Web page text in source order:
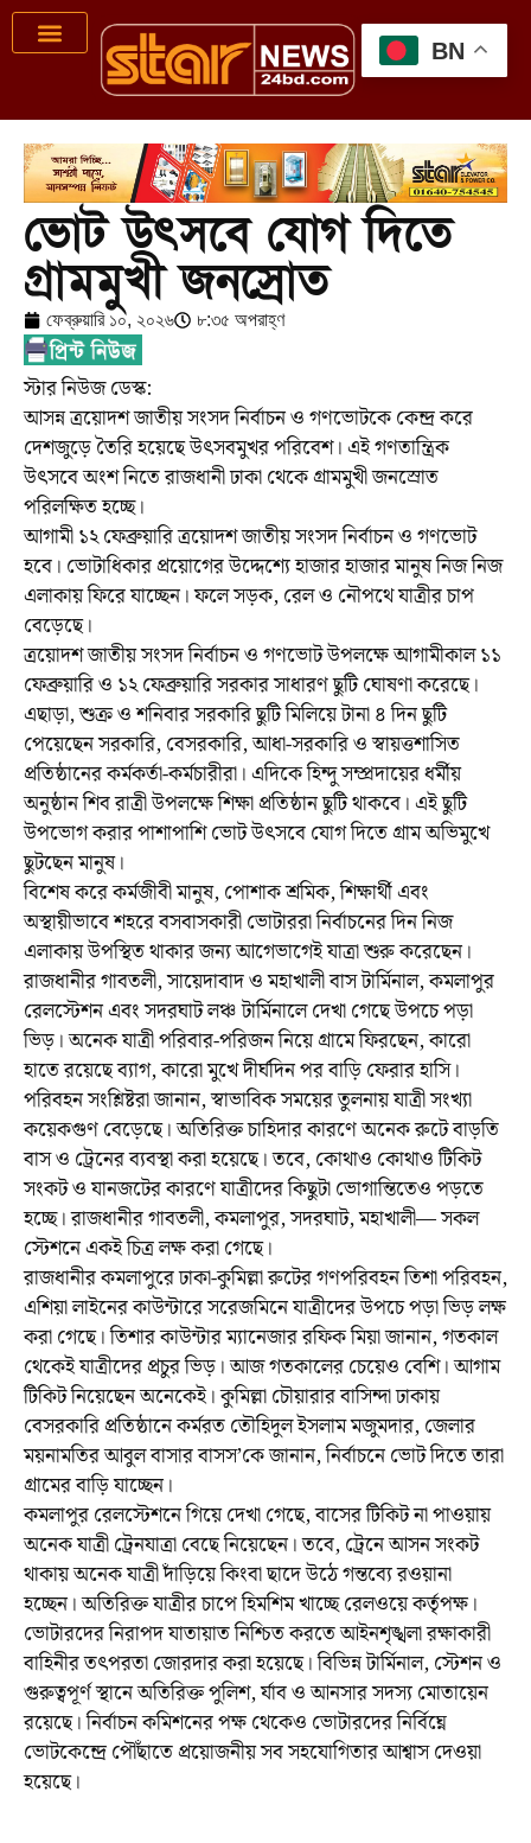
ভোট উৎসবে যোগ দিতে
গ্রামমুখী জনস্রোত
ফেব্রুয়ারি ১০, ২০২৬ ৮:৩৫ অপরাহ্ণ
স্টার নিউজ ডেস্ক:
আসন্ন ত্রয়োদশ জাতীয় সংসদ নির্বাচন ও গণভোটকে কেন্দ্র করে
দেশজুড়ে তৈরি হয়েছে উৎসবমুখর পরিবেশ। এই গণতান্ত্রিক
উৎসবে অংশ নিতে রাজধানী ঢাকা থেকে গ্রামমুখী জনস্রোত
পরিলক্ষিত হচ্ছে।
আগামী ১২ ফেব্রুয়ারি ত্রয়োদশ জাতীয় সংসদ নির্বাচন ও গণভোট
হবে। ভোটাধিকার প্রয়োগের উদ্দেশ্যে হাজার হাজার মানুষ নিজ নিজ
এলাকায় ফিরে যাচ্ছেন। ফলে সড়ক, রেল ও নৌপথে যাত্রীর চাপ
বেড়েছে।
ত্রয়োদশ জাতীয় সংসদ নির্বাচন ও গণভোট উপলক্ষে আগামীকাল ১১
ফেব্রুয়ারি ও ১২ ফেব্রুয়ারি সরকার সাধারণ ছুটি ঘোষণা করেছে।
এছাড়া, শুক্র ও শনিবার সরকারি ছুটি মিলিয়ে টানা ৪ দিন ছুটি
পেয়েছেন সরকারি, বেসরকারি, আধা-সরকারি ও স্বায়ত্তশাসিত
প্রতিষ্ঠানের কর্মকর্তা-কর্মচারীরা। এদিকে হিন্দু সম্প্রদায়ের ধর্মীয়
অনুষ্ঠান শিব রাত্রী উপলক্ষে শিক্ষা প্রতিষ্ঠান ছুটি থাকবে। এই ছুটি
উপভোগ করার পাশাপাশি ভোট উৎসবে যোগ দিতে গ্রাম অভিমুখে
ছুটছেন মানুষ।
বিশেষ করে কর্মজীবী মানুষ, পোশাক শ্রমিক, শিক্ষার্থী এবং
অস্থায়ীভাবে শহরে বসবাসকারী ভোটাররা নির্বাচনের দিন নিজ
এলাকায় উপস্থিত থাকার জন্য আগেভাগেই যাত্রা শুরু করেছেন।
রাজধানীর গাবতলী, সায়েদাবাদ ও মহাখালী বাস টার্মিনাল, কমলাপুর
রেলস্টেশন এবং সদরঘাট লঞ্চ টার্মিনালে দেখা গেছে উপচে পড়া
ভিড়। অনেক যাত্রী পরিবার-পরিজন নিয়ে গ্রামে ফিরছেন, কারো
হাতে রয়েছে ব্যাগ, কারো মুখে দীর্ঘদিন পর বাড়ি ফেরার হাসি।
পরিবহন সংশ্লিষ্টরা জানান, স্বাভাবিক সময়ের তুলনায় যাত্রী সংখ্যা
কয়েকগুণ বেড়েছে। অতিরিক্ত চাহিদার কারণে অনেক রুটে বাড়তি
বাস ও ট্রেনের ব্যবস্থা করা হয়েছে। তবে, কোথাও কোথাও টিকিট
সংকট ও যানজটের কারণে যাত্রীদের কিছুটা ভোগান্তিতেও পড়তে
হচ্ছে। রাজধানীর গাবতলী, কমলাপুর, সদরঘাট, মহাখালী— সকল
স্টেশনে একই চিত্র লক্ষ করা গেছে।
রাজধানীর কমলাপুরে ঢাকা-কুমিল্লা রুটের গণপরিবহন তিশা পরিবহন,
এশিয়া লাইনের কাউন্টারে সরেজমিনে যাত্রীদের উপচে পড়া ভিড় লক্ষ
করা গেছে। তিশার কাউন্টার ম্যানেজার রফিক মিয়া জানান, গতকাল
থেকেই যাত্রীদের প্রচুর ভিড়। আজ গতকালের চেয়েও বেশি। আগাম
টিকিট নিয়েছেন অনেকেই। কুমিল্লা চৌয়ারার বাসিন্দা ঢাকায়
বেসরকারি প্রতিষ্ঠানে কর্মরত তৌহিদুল ইসলাম মজুমদার, জেলার
ময়নামতির আবুল বাসার বাসস’কে জানান, নির্বাচনে ভোট দিতে তারা
গ্রামের বাড়ি যাচ্ছেন।
কমলাপুর রেলস্টেশনে গিয়ে দেখা গেছে, বাসের টিকিট না পাওয়ায়
অনেক যাত্রী ট্রেনযাত্রা বেছে নিয়েছেন। তবে, ট্রেনে আসন সংকট
থাকায় অনেক যাত্রী দাঁড়িয়ে কিংবা ছাদে উঠে গন্তব্যে রওয়ানা
হচ্ছেন। অতিরিক্ত যাত্রীর চাপে হিমশিম খাচ্ছে রেলওয়ে কর্তৃপক্ষ।
ভোটারদের নিরাপদ যাতায়াত নিশ্চিত করতে আইনশৃঙ্খলা রক্ষাকারী
বাহিনীর তৎপরতা জোরদার করা হয়েছে। বিভিন্ন টার্মিনাল, স্টেশন ও
গুরুত্বপূর্ণ স্থানে অতিরিক্ত পুলিশ, র্যাব ও আনসার সদস্য মোতায়েন
রয়েছে। নির্বাচন কমিশনের পক্ষ থেকেও ভোটারদের নির্বিঘ্নে
ভোটকেন্দ্রে পৌঁছাতে প্রয়োজনীয় সব সহযোগিতার আশ্বাস দেওয়া
হয়েছে।
BN